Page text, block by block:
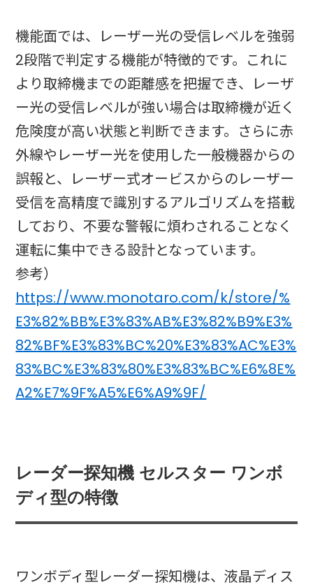
機能面では、レーザー光の受信レベルを強弱
2段階で判定する機能が特徴的です。これに
より取締機までの距離感を把握でき、レーザ
ー光の受信レベルが強い場合は取締機が近く
危険度が高い状態と判断できます。さらに赤
外線やレーザー光を使用した一般機器からの
誤報と、レーザー式オービスからのレーザー
受信を高精度で識別するアルゴリズムを搭載
しており、不要な警報に煩わされることなく
運転に集中できる設計となっています。
参考）
https://www.monotaro.com/k/store/%
E3%82%BB%E3%83%AB%E3%82%B9%E3%
82%BF%E3%83%BC%20%E3%83%AC%E3%
83%BC%E3%83%80%E3%83%BC%E6%8E%
A2%E7%9F%A5%E6%A9%9F/
レーダー探知機 セルスター ワンボ
ディ型の特徴
ワンボディ型レーダー探知機は、液晶ディス